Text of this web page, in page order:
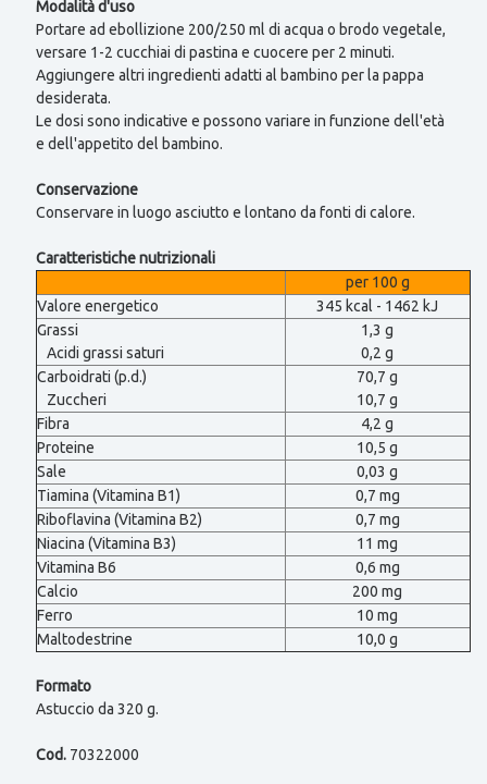
Modalità d'uso
Portare ad ebollizione 200/250 ml di acqua o brodo vegetale,
versare 1-2 cucchiai di pastina e cuocere per 2 minuti.
Aggiungere altri ingredienti adatti al bambino per la pappa
desiderata.
Le dosi sono indicative e possono variare in funzione dell'età
e dell'appetito del bambino.
Conservazione
Conservare in luogo asciutto e lontano da fonti di calore.
Caratteristiche nutrizionali
per 100 g
Valore energetico
345 kcal - 1462 kJ
Grassi
Acidi grassi saturi
1,3 g
0,2 g
Carboidrati (p.d.)
Zuccheri
70,7 g
10,7 g
Fibra
4,2 g
Proteine
10,5 g
Sale
0,03 g
Tiamina (Vitamina B1)
0,7 mg
Riboflavina (Vitamina B2)
0,7 mg
Niacina (Vitamina B3)
11 mg
Vitamina B6
0,6 mg
Calcio
200 mg
Ferro
10 mg
Maltodestrine
10,0 g
Formato
Astuccio da 320 g.
Cod.70322000